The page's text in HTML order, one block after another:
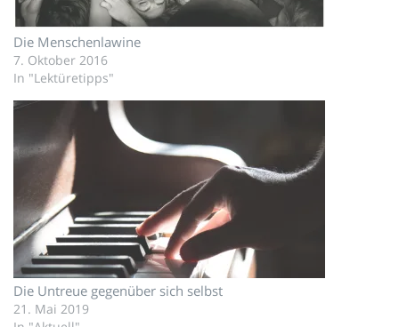
Die Menschenlawine
7. Oktober 2016
In "Lektüretipps"
Die Untreue gegenüber sich selbst
21. Mai 2019